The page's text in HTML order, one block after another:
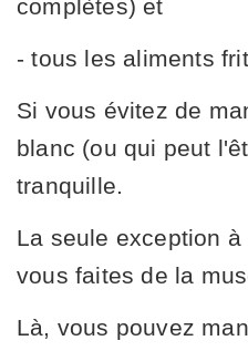
complètes) et
- tous les aliments
Si vous évitez de
blanc (ou qui peut
tranquille.
La seule exception à
vous faites de la
Là, vous pouvez